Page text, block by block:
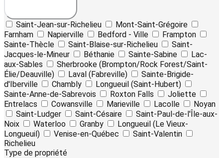
Saint-Jean-sur-Richelieu
Mont-Saint-Grégoire
Farnham
Napierville Bedford - Ville
Frampton
Sainte-Thècle
Saint-Blaise-sur-Richelieu
Saint-
Jacques-le-Mineur
Béthanie Sainte-Sabine
Lac-
aux-Sables
Sherbrooke (Brompton/Rock Forest/Saint-
Élie/Deauville)
Laval (Fabreville)
Sainte-Brigide-
d'Iberville
Chambly
Longueuil (Saint-Hubert)
Sainte-Anne-de-Sabrevois
Roxton Falls
Joliette
Entrelacs
Cowansville Marieville Lacolle
Noyan
Saint-Ludger
Saint-Césaire
Saint-Paul-de-l'Île-aux-
Noix
Waterloo Granby
Longueuil (Le Vieux-
Longueuil)
Venise-en-Québec
Saint-Valentin
Richelieu
Type de propriété